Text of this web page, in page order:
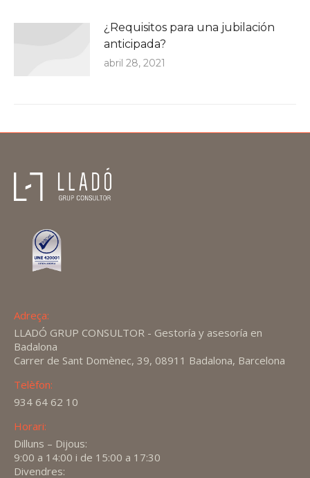
¿Requisitos para una jubilación
anticipada?
abril 28, 2021
Adreça:
LLADÓ GRUP CONSULTOR - Gestoría y asesoría en
Badalona
Carrer de Sant Domènec, 39, 08911 Badalona, Barcelona
Telèfon:
934 64 62 10
Horari:
Dilluns – Dijous:
9:00 a 14:00 i de 15:00 a 17:30
Divendres: